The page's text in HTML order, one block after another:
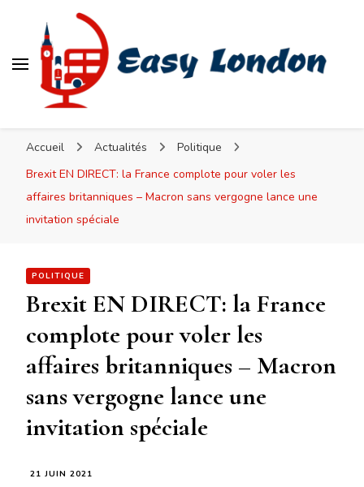
Accueil Actualités
Politique
Brexit EN DIRECT: la France complote pour voler les
affaires britanniques – Macron sans vergogne lance une
invitation spéciale
POLITIQUE
Brexit EN DIRECT: la France
complote pour voler les
affaires britanniques – Macron
sans vergogne lance une
invitation spéciale
21 JUIN 2021